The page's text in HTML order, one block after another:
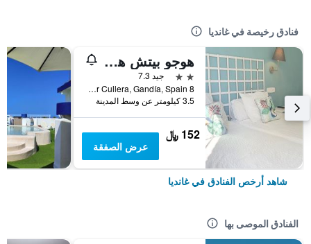
فنادق رخيصة في غانديا
هوجو بيتش هوتل
2 نجمتين
جيد 7.3
8 Carrer Cullera, Gandía, Spain, غانديا, منطقة بلنسية, أسبانيا
3.5 كيلومتر عن وسط المدينة
152 ﷼
عرض الصفقة
شاهد أرخص الفنادق في غانديا
الفنادق الموصى بها